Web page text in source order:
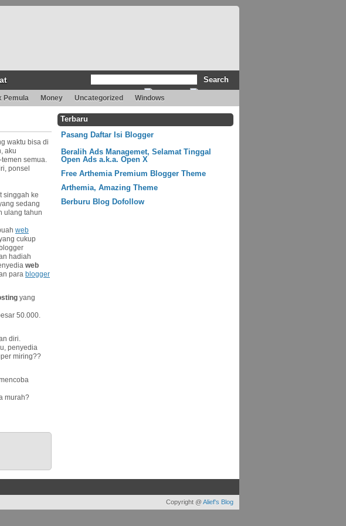
Pemula Money Uncategorized Windows
waktu bisa di
aku
semua.
ponsel
singgah ke
sedang
ulang tahun
web
cukup
hadiah
web
para blogger
yang
50.000.
diri.
penyedia
miring??
murah?
Terbaru
Pasang Daftar Isi Blogger
Beralih Ads Managemet, Selamat Tinggal
Open Ads a.k.a. Open X
Free Arthemia Premium Blogger Theme
Arthemia, Amazing Theme
Berburu Blog Dofollow
Copyright @Alief's Blog